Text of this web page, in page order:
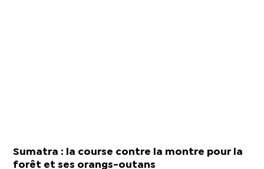
Sumatra : la course contre la montre pour la
forêt et ses orangs-outans